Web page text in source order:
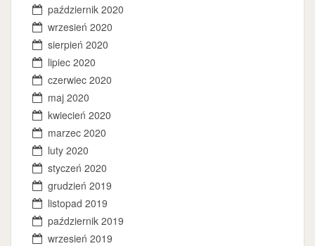
październik 2020
wrzesień 2020
sierpień 2020
lipiec 2020
czerwiec 2020
maj 2020
kwiecień 2020
marzec 2020
luty 2020
styczeń 2020
grudzień 2019
listopad 2019
październik 2019
wrzesień 2019